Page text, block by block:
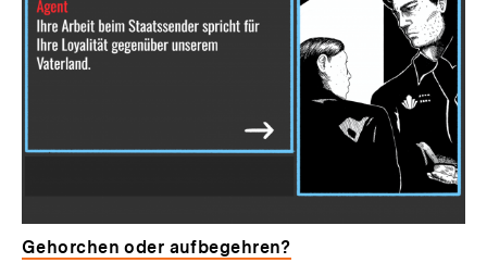
Gehorchen oder aufbegehren?